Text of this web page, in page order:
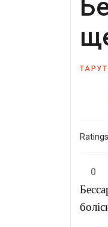
Ratings
0